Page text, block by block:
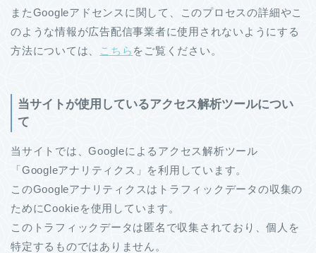
またGoogleアドセンスに関して、このプロセスの詳細やこ
のような情報が広告配信事業者に使用されないようにする
方法については、
こちら をご覧ください。
当サイトが使用しているアクセス解析ツールについ
て
当サイトでは、Googleによるアクセス解析ツール
「Googleアナリティクス」を利用しています。
このGoogleアナリティクスはトラフィックデータの収集の
ためにCookieを使用しています。
このトラフィックデータは匿名で収集されており、個人を
特定するものではありません。